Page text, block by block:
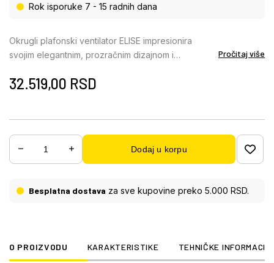
Rok isporuke 7 - 15 radnih dana
Okrugli plafonski ventilator ELISE impresionira
svojim elegantnim, prozračnim dizajnom i
obliku lista napravljene su od sive, mat plastike i
življenja. Abažur napravljen od mat belog metala sa
opal belom plastikom obezbeđuje nežnu,
ravnomernu raspodelu svetlosti. Sa 1897 lumena
6000 K, ELISE nudi pravu boju svetlosti za svako
praktično kontroliše pomoću daljinskog upravljača
Pročitaj više
32.519,00 RSD
Dodaj u korpu
Besplatna dostava za sve kupovine preko 5.000 RSD.
O PROIZVODU KARAKTERISTIKE TEHNIČKE